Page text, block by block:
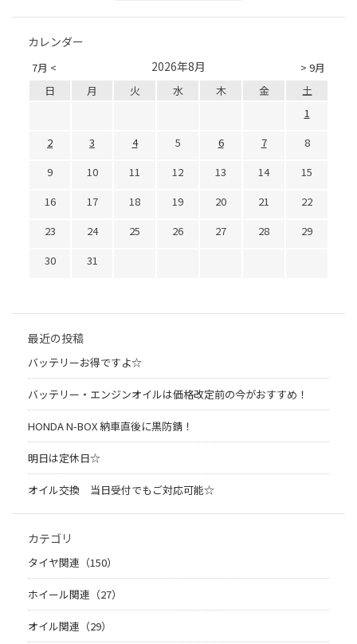
カレンダー
7月 < > 9月
2026年8月
日 月 火 水 木 金
土
1
2
3 4 5 6 7
8
9
10 11 12 13 14
15
16
17 18 19 20 21
22
23
24 25 26 27 28
29
30
31
最近の投稿
バッテリーお得ですよ☆
バッテリー・エンジンオイルは価格改定前の今がおすすめ！
HONDA N-BOX 納車直後に黒防錆！
明日は定休日☆
オイル交換 当日受付でもご対応可能☆
カテゴリ
タイヤ関連（150）
ホイール関連（27）
オイル関連（29）